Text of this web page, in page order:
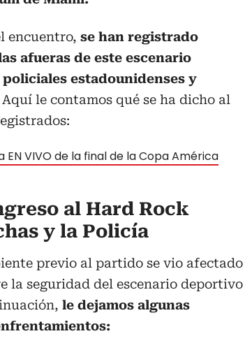
encuentro, se han registrado
afueras de este escenario
estadounidenses y
Aquí le contamos qué se ha dicho al
VIVO de la final de la Copa América
al Hard Rock
y la Policía
previo al partido se vio afectado
la seguridad del escenario deportivo
le dejamos algunas